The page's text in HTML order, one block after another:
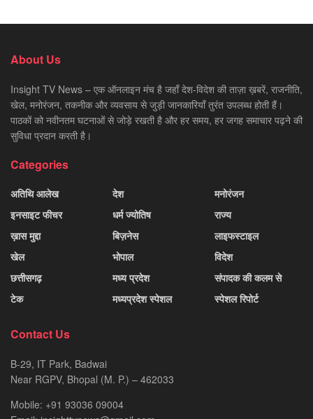
About Us
Insight TV News – एक ऑनलाइन मंच है जहाँ देश-विदेश की ताज़ा ख़बरें, राजनीति,
खेल, मनोरंजन, तकनीक और व्यवसाय से जुड़ी जानकारियाँ तुरंत उपलब्ध होती हैं।
पाठकों को नवीनतम घटनाओं से जोड़े रखती है और हर समय, हर जगह समाचार पढ़ने की
सुविधा प्रदान करती है।
Categories
अतिथि आलेख
इनसाइट फीचर
ख़ास मुद्दा
खेल
छत्तीसगढ़
टेक
देश
धर्म ज्योतिष
बिज़नेस
भोपाल
मध्य प्रदेश
मध्यप्रदेश स्पेशल
मनोरंजन
राज्य
लाइफस्टाइल
विदेश
संपादक की कलम से
स्पेशल रिपोर्ट
Contact Us
B-29, IT Park, Badwai
Near RGPV, Bhopal (M. P.) – 462033
Mobile: +91 93036 09004